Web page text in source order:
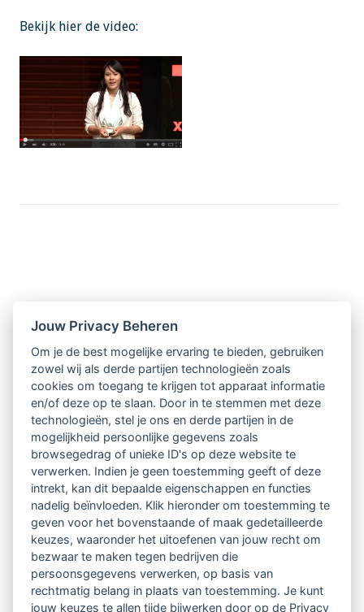
Bekijk hier de video:
Nieuwsbrief
Ontvang 10 x per jaar de LVSC-
relatienieuwsbrief met o.a.:
vrij toegankelijke TsvB-artikelen
nieuws op het vlak van professioneel
begeleiden
informatie over LVSC-activiteiten
Aanmelden nieuwsbrief
Jouw Privacy Beheren
Om je de best mogelijke ervaring te bieden, gebruiken
zowel wij als derde partijen technologieën zoals
cookies om toegang te krijgen tot apparaat informatie
en/of deze op te slaan. Door in te stemmen met deze
technologieën, stel je ons en derde partijen in de
mogelijkheid persoonlijke gegevens zoals
browsegedrag of unieke ID's op deze website te
verwerken. Indien je geen toestemming geeft of deze
intrekt, kan dit bepaalde eigenschappen en functies
nadelig beïnvloeden. Klik hieronder om toestemming te
geven voor het bovenstaande of maak gedetailleerde
keuzes, waaronder het uitoefenen van jouw recht om
bezwaar te maken tegen bedrijven die
persoonsgegevens verwerken, op basis van
rechtmatig belang in plaats van toestemming. Je kunt
jouw keuzes te allen tijde bijwerken door op de Privacy